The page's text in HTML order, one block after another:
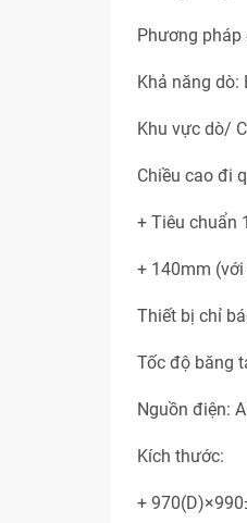
Phương
Khả năng dò:
Khu vực dò/
Chiều cao đi
+ Tiêu chuẩn
+ 140mm
Thiết bị chỉ
Tốc độ băng
Nguồn điện:
Kích thước:
+